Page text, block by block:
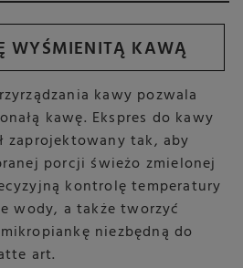
WYŚMIENITĄ KAWĄ
kawy pozwala
kawę. Ekspres do kawy
zaprojektowany tak, aby
porcji świeżo zmielonej
kontrolę temperatury
wody, a także tworzyć
niezbędną do
art.